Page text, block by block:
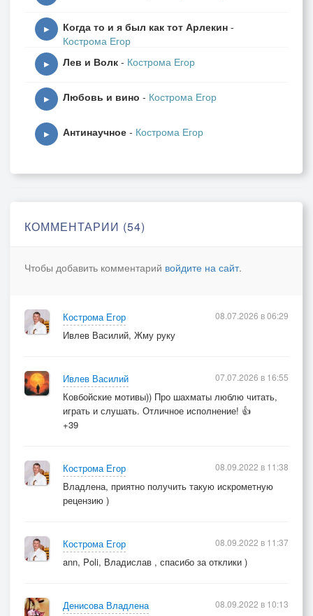
И может пешка «в дамки» проскочить, но никогда
не станет королём.
не станет королём.
3. Сберечь корону или честь спасти... Мой первый
клетчатых полей...
За шкуру неубитого меня не дали даже тридцати
▶ Когда то и я был как тот Арлекин -
Кострома Егор
▶ Лев и Волк - Кострома Егор
▶ Любовь и вино - Кострома Егор
▶ Антинаучное - Кострома Егор
КОММЕНТАРИИ (54)
Чтобы добавить комментарий войдите на сайт.
Кострома Егор
Ивлев Василий, Жму руку
08.07.2026 в 06:29
Ивлев Василий
Ковбойские мотивы)) Про шахматы люблю читать,
играть и слушать. Отличное исполнение! 👍
+39
07.07.2026 в 16:55
Кострома Егор
Владлена, приятно получить такую искрометную
рецензию )
08.09.2022 в 11:38
Кострома Егор
ann, Poli, Владислав , спасибо за отклики )
08.09.2022 в 11:37
Денисова Владлена
08.09.2022 в 10:13